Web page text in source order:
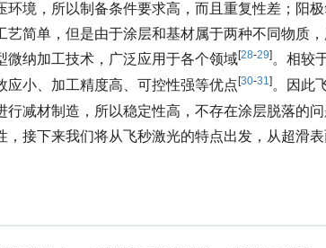
境，所以制备条件要求高，而且重复性差；阳
艺简单，但是由于涂层和基材属于两种不同物质
微纳加工技术，广泛应用于各个领域[28-29] 。相较
应小、加工精度高、可控性强等优点 [30-31] 。因此
行减材制造，所以稳定性高，不存在涂层脱落的
接下来我们将从飞秒激光的特点出发，从超滑